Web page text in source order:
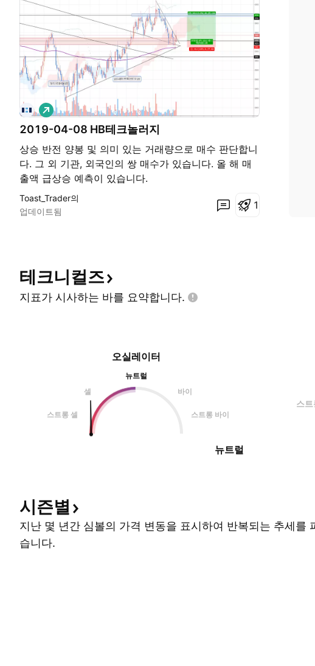
2019-04-08 HB테크놀러지
상승 반전 양봉 및 의미 있는 거래량으로 매수 판단합니
다. 그 외 기관, 외국인의 쌍 매수가 있습니다. 올 해 매
출액 급상승 예측이 있습니다.
롱
Toast_Trader의
업데이트됨
1
테크니컬즈
지표가 시사하는 바를 요약합니다.
오실레이터
뉴트럴
셀
바이
스트롱 셀 스트롱 바이
뉴트럴
스트
시즌별
지난 몇 년간 심볼의 가격 변동을 표시하여 반복되는 추세를
습니다.